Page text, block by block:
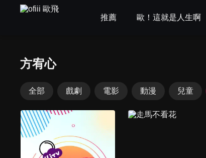
推薦 歐！這就是人生啊
方宥心
全部 戲劇 電影 動漫 兒童